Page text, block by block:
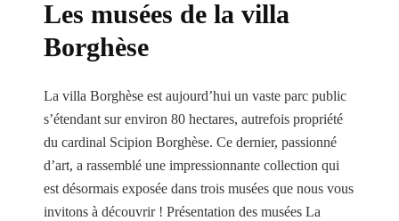
Les musées de la villa
Borghèse
La villa Borghèse est aujourd’hui un vaste parc public
s’étendant sur environ 80 hectares, autrefois propriété
du cardinal Scipion Borghèse. Ce dernier, passionné
d’art, a rassemblé une impressionnante collection qui
est désormais exposée dans trois musées que nous vous
invitons à découvrir ! Présentation des musées La